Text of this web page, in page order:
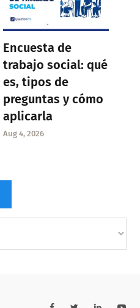
Encuesta de
trabajo social: qué
es, tipos de
preguntas y cómo
aplicarla
Aug 4, 2026